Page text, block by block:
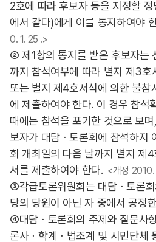
2호에 따라 후보자 등을 지정할
에서 같다)에게 이를 통지하여야
0. 1. 25 .>
② 제1항의 통지를 받은 후보자는
까지 참석여부에 따라 별지 제3호
또는 별지 제4호서식에 의한 불참
에 제출하여야 한다. 이 경우 참석
때에는 참석을 포기한 것으로 보
보자가 대담ㆍ토론회에 참석하지
회 개최일의 다음 날까지 별지 제
서를 제출하여야 한다. <개정
③각급토론위원회는 대담ㆍ토론
당의 당원이 아닌 자 중에서 공정
④대담ㆍ토론회의 주제와 질문사
론사ㆍ학계ㆍ법조계 및 시민단체